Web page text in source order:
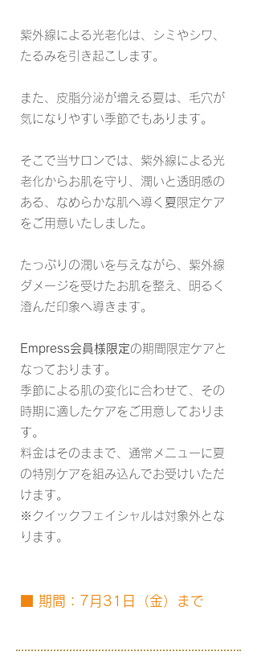
紫外線による光老化は、シミやシワ、
たるみを引き起こします。
また、皮脂分泌が増える夏は、毛穴が
気になりやすい季節でもあります。
そこで当サロンでは、紫外線による光
老化からお肌を守り、潤いと透明感の
ある、なめらかな肌へ導く 夏 限定ケア
をご用意いたしました。
たっぷりの潤いを与えながら、紫外線
ダメージを受けたお肌を整え、明るく
澄んだ印象へ導きます。
Empress会員様限定の期間限定ケアと
なっております。
季節による肌の変化に合わせて、その
時期に適したケアをご用意しておりま
す。
料金はそのままで、通常メニューに夏
の特別ケアを組み込んでお受けいただ
けます。
​※クイックフェイシャルは対象外とな
ります。
■ 期間：7月31日（金）まで